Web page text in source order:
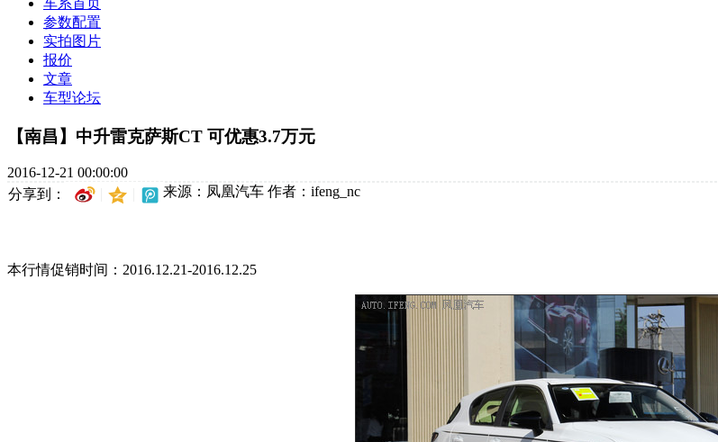
参数配置
实拍图片
报价
文章
车型论坛
【南昌】中升雷克萨斯CT 可优惠3.7万元
2016-12-21 00:00:00
分享到：
来源：凤凰汽车 作者：ifeng_nc
本行情促销时间：2016.12.21-2016.12.25